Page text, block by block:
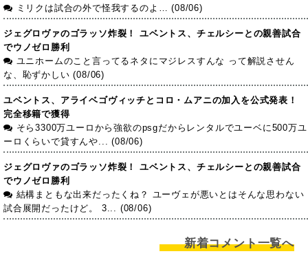
ミリクは試合の外で怪我するのよ… (08/06)
ジェグロヴァのゴラッソ炸裂！ ユベントス、チェルシーとの親善試合
でウノゼロ勝利
ユニホームのこと言ってるネタにマジレスすんな って解説させん
な、恥ずかしい (08/06)
ユベントス、アライベゴヴィッチとコロ・ムアニの加入を公式発表！
完全移籍で獲得
そら3300万ユーロから強欲のpsgだからレンタルでユーベに500万ユ
ーロくらいで貸すんや... (08/06)
ジェグロヴァのゴラッソ炸裂！ ユベントス、チェルシーとの親善試合
でウノゼロ勝利
結構まともな出来だったくね？ ユーヴェが悪いとはそんな思わない
試合展開だったけど。 3... (08/06)
新着コメント一覧へ